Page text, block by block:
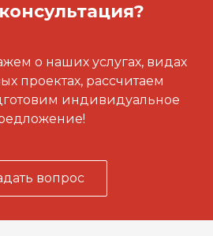
о наших услугах, видах
проектах, рассчитаем
индивидуальное
вопрос